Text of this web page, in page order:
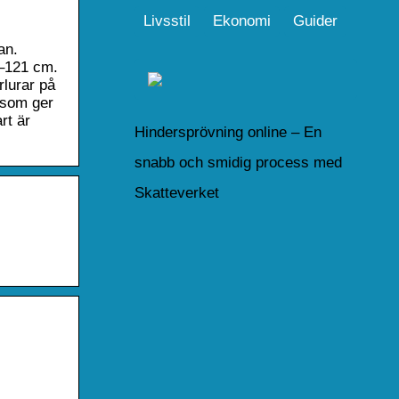
cm.
på
ger
är
Livsstil Ekonomi Guider
Hindersprövning online – En
snabb och smidig process med
Skatteverket